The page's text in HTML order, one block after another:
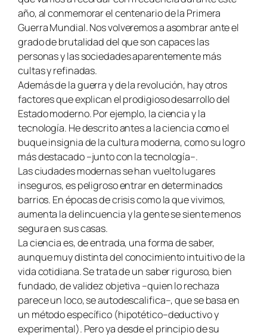
año, al conmemorar el centenario de la Primera
Guerra Mundial. Nos volveremos a asombrar ante el
grado de brutalidad del que son capaces las
personas y las sociedades aparentemente más
cultas y refinadas.
Además de la guerra y de la revolución, hay otros
factores que explican el prodigioso desarrollo del
Estado moderno. Por ejemplo, la ciencia y la
tecnología. He descrito antes a la ciencia como el
buque insignia de la cultura moderna, como su logro
más destacado –junto con la tecnología–.
Las ciudades modernas se han vuelto lugares
inseguros, es peligroso entrar en determinados
barrios. En épocas de crisis como la que vivimos,
aumenta la delincuencia y la gente se siente menos
segura en sus casas.
La ciencia es, de entrada, una forma de saber,
aunque muy distinta del conocimiento intuitivo de la
vida cotidiana. Se trata de un saber riguroso, bien
fundado, de validez objetiva –quien lo rechaza
parece un loco, se autodescalifica–, que se basa en
un método específico (hipotético–deductivo y
experimental). Pero ya desde el principio de su